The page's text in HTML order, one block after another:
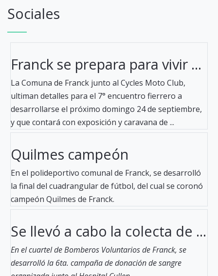
Sociales
Franck se prepara para vivir ...
La Comuna de Franck junto al Cycles Moto Club,
ultiman detalles para el 7° encuentro fierrero a
desarrollarse el próximo domingo 24 de septiembre,
y que contará con exposición y caravana de ...
Quilmes campeón
En el polideportivo comunal de Franck, se desarrolló
la final del cuadrangular de fútbol, del cual se coronó
campeón Quilmes de Franck.
Se llevó a cabo la colecta de ...
En el cuartel de Bomberos Voluntarios de Franck, se
desarrolló la 6ta. campaña de donación de sangre